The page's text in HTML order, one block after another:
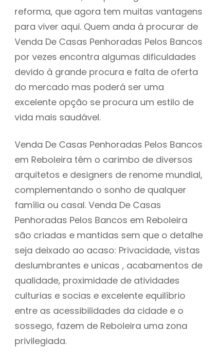
reforma, que agora tem muitas vantagens
para viver aqui. Quem anda à procurar de
Venda De Casas Penhoradas Pelos Bancos
por vezes encontra algumas dificuldades
devido à grande procura e falta de oferta
do mercado mas poderá ser uma
excelente opção se procura um estilo de
vida mais saudável.
Venda De Casas Penhoradas Pelos Bancos
em Reboleira têm o carimbo de diversos
arquitetos e designers de renome mundial,
complementando o sonho de qualquer
família ou casal. Venda De Casas
Penhoradas Pelos Bancos em Reboleira
são criadas e mantidas sem que o detalhe
seja deixado ao acaso: Privacidade, vistas
deslumbrantes e unicas , acabamentos de
qualidade, proximidade de atividades
culturias e socias e excelente equilíbrio
entre as acessibilidades da cidade e o
sossego, fazem de Reboleira uma zona
privilegiada.